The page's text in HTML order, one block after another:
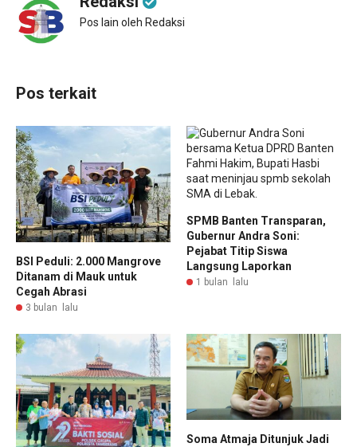
Pos lain oleh Redaksi
Pos terkait
BSI Peduli: 2.000 Mangrove
Ditanam di Mauk untuk
Cegah Abrasi
3 bulan lalu
SPMB Banten Transparan,
Gubernur Andra Soni:
Pejabat Titip Siswa
Langsung Laporkan
1 bulan lalu
Soma Atmaja Ditunjuk Jadi